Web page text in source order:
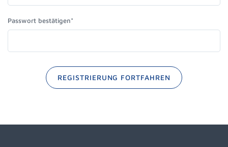
Passwort bestätigen*
REGISTRIERUNG FORTFAHREN